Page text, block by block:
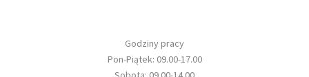
Godziny pracy
Pon-Piątek: 09.00-17.00